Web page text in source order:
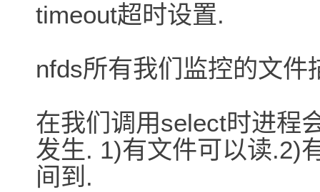
timeout超时设置.
nfds所有我们监控的文
在我们调用select时进程
发生. 1)有文件可以读.2)
间到.